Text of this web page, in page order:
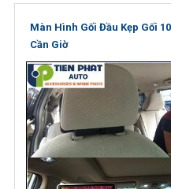
Màn Hình Gối Đầu Kẹp Gối
Cần Giờ